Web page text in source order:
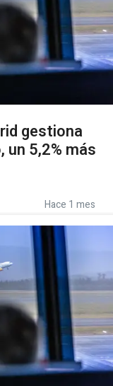
gestiona
5,2% más
Hace 1 mes